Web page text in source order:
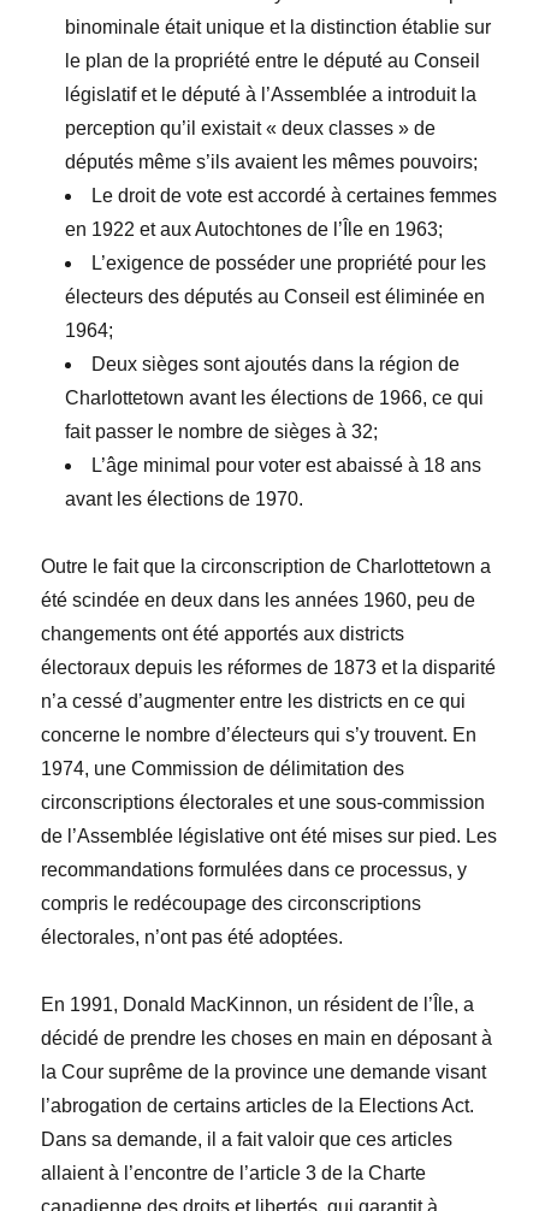
binominale était unique et la distinction établie sur
le plan de la propriété entre le député au Conseil
législatif et le député à l’Assemblée a introduit la
perception qu’il existait « deux classes » de
députés même s’ils avaient les mêmes pouvoirs;
Le droit de vote est accordé à certaines femmes
en 1922 et aux Autochtones de l’Île en 1963;
L’exigence de posséder une propriété pour les
électeurs des députés au Conseil est éliminée en
1964;
Deux sièges sont ajoutés dans la région de
Charlottetown avant les élections de 1966, ce qui
fait passer le nombre de sièges à 32;
L’âge minimal pour voter est abaissé à 18 ans
avant les élections de 1970.
Outre le fait que la circonscription de Charlottetown a
été scindée en deux dans les années 1960, peu de
changements ont été apportés aux districts
électoraux depuis les réformes de 1873 et la disparité
n’a cessé d’augmenter entre les districts en ce qui
concerne le nombre d’électeurs qui s’y trouvent. En
1974, une Commission de délimitation des
circonscriptionsélectoraleset une sous-commission
de l’Assemblée législative ont été mises sur pied. Les
recommandations formulées dans ce processus, y
compris le redécoupage des circonscriptions
électorales, n’ont pas été adoptées.
En 1991, Donald MacKinnon, un résident de l’Île, a
décidé de prendre les choses en main en déposant à
la Cour suprême de la province une demande visant
l’abrogation de certains articles de la Elections Act.
Dans sa demande, il a fait valoir que ces articles
allaient à l’encontre de l’article 3 de laCharte
canadienne des droits et libertés, qui garantit à